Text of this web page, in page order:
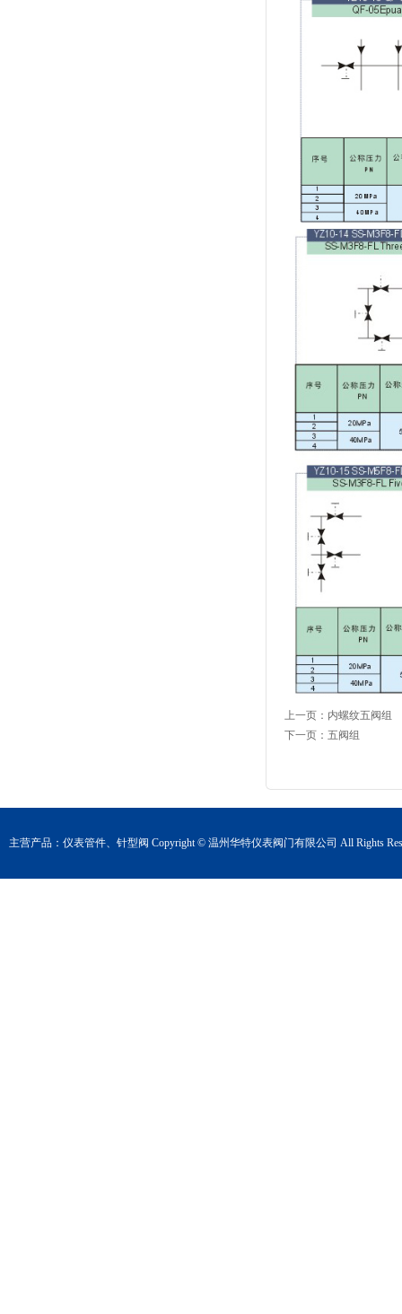
上一页： 内螺纹五阀组
下一页： 五阀组
主营产品： 仪表管件、 针型阀 Copyright © 温州华特仪表阀门有限公司 All Rights